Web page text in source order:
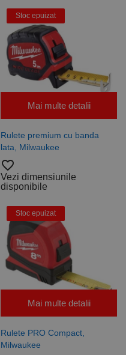
Stoc epuizat
Mai multe detalii
Rulete premium cu banda
lata, Milwaukee
favorite_border
Vezi dimensiunile
disponibile
Stoc epuizat
Mai multe detalii
Rulete PRO Compact,
Milwaukee